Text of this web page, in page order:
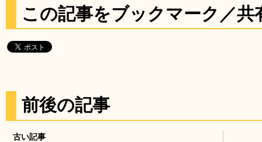
この記事をブックマーク／共
前後の記事
古い記事